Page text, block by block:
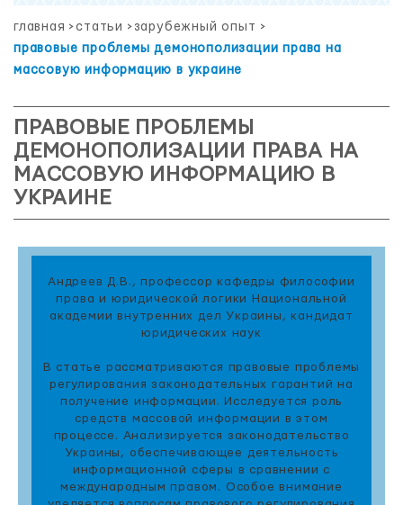
главная >статьи > зарубежный опыт >
правовые проблемы демонополизации права на
массовую информацию в украине
ПРАВОВЫЕ ПРОБЛЕМЫ
ДЕМОНОПОЛИЗАЦИИ ПРАВА НА
МАССОВУЮ ИНФОРМАЦИЮ В
УКРАИНЕ
Андреев Д.В., профессор кафедры философии
права и юридической логики Национальной
академии внутренних дел Украины, кандидат
юридических наук
В статье рассматриваются правовые проблемы
регулирования законодательных гарантий на
получение информации. Исследуется роль
средств массовой информации в этом
процессе. Анализируется законодательство
Украины, обеспечивающее деятельность
информационной сферы в сравнении с
международным правом. Особое внимание